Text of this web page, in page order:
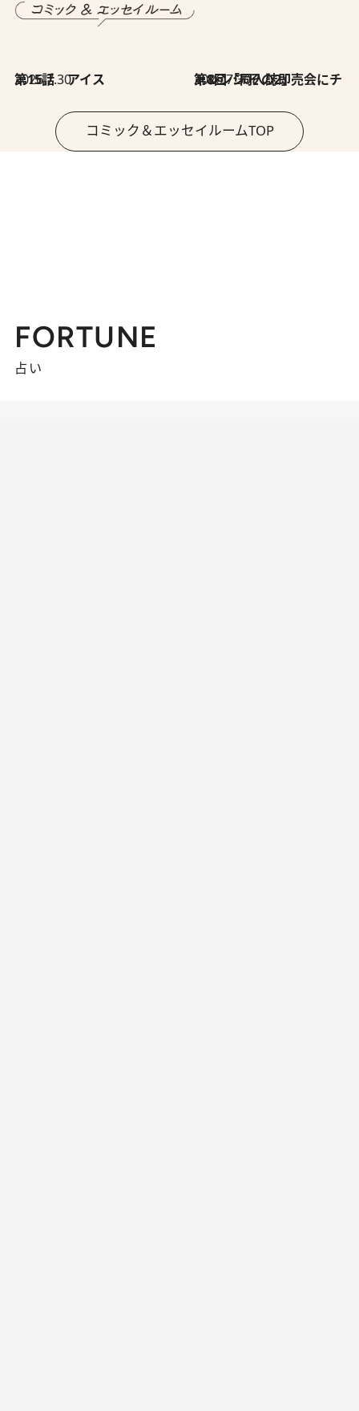
2026.7.30
第15話 アイス 2026.7.30
第8回「同人誌即売会にチャレンジ その2」
コミック＆エッセイルームTOP
FORTUNE
占い